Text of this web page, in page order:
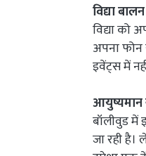
विद्या बालन
विद्या को
अपना फोन
इवेंट्स में
आयुष्यमान
बॉलीवुड में
जा रही